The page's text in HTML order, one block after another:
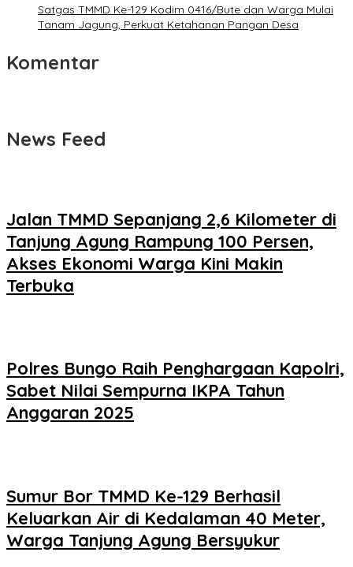
Satgas TMMD Ke-129 Kodim 0416/Bute dan Warga Mulai
Tanam Jagung, Perkuat Ketahanan Pangan Desa
Komentar
News Feed
Jalan TMMD Sepanjang 2,6 Kilometer di
Tanjung Agung Rampung 100 Persen,
Akses Ekonomi Warga Kini Makin
Terbuka
Polres Bungo Raih Penghargaan Kapolri,
Sabet Nilai Sempurna IKPA Tahun
Anggaran 2025
Sumur Bor TMMD Ke-129 Berhasil
Keluarkan Air di Kedalaman 40 Meter,
Warga Tanjung Agung Bersyukur